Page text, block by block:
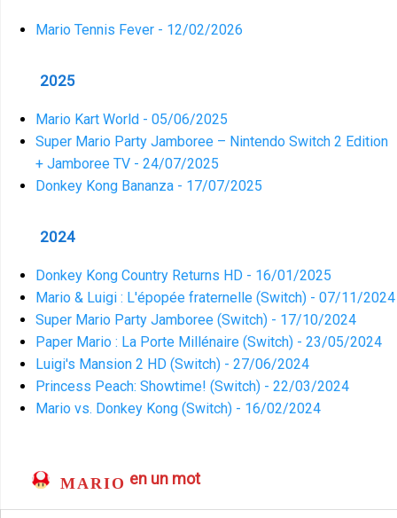
Mario Tennis Fever - 12/02/2026
2025
Mario Kart World - 05/06/2025
Super Mario Party Jamboree – Nintendo Switch 2 Edition
+ Jamboree TV - 24/07/2025
Donkey Kong Bananza - 17/07/2025
2024
Donkey Kong Country Returns HD - 16/01/2025
Mario & Luigi : L'épopée fraternelle (Switch) - 07/11/2024
Super Mario Party Jamboree (Switch) - 17/10/2024
Paper Mario : La Porte Millénaire (Switch) - 23/05/2024
Luigi's Mansion 2 HD (Switch) - 27/06/2024
Princess Peach: Showtime! (Switch) - 22/03/2024
Mario vs. Donkey Kong (Switch) - 16/02/2024
MARIO en un mot